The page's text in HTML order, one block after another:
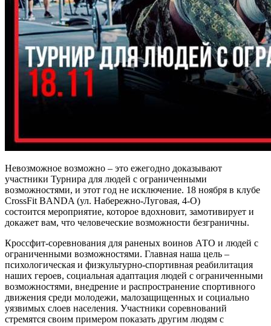
Невозможное возможно – это ежегодно доказывают
участники Турнира для людей с ограниченными
возможностями, и этот год не исключение. 18 ноября в клубе
CrossFit BANDA (ул. Набережно-Луговая, 4-О)
состоится мероприятие, которое вдохновит, замотивирует и
докажет вам, что человеческие возможности безграничны.
Кроссфит-соревнования для раненых воинов АТО и людей с
ограниченными возможностями. Главная наша цель –
психологическая и физкультурно-спортивная реабилитация
наших героев, социальная адаптация людей с ограниченными
возможностями, внедрение и распространение спортивного
движения среди молодежи, малозащищенных и социально
уязвимых слоев населения. Участники соревнований
стремятся своим примером показать другим людям с